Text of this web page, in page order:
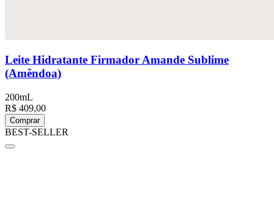
Leite Hidratante Firmador Amande Sublime
(Amêndoa)
200mL
R$ 409,00
Comprar
BEST-SELLER